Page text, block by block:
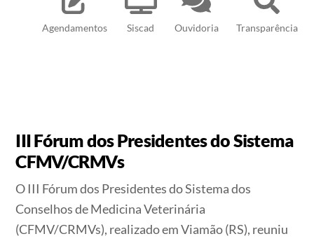
Agendamentos Siscad Ouvidoria Transparência
Pesquisar
III Fórum dos Presidentes do Sistema
CFMV/CRMVs
O III Fórum dos Presidentes do Sistema dos
Conselhos de Medicina Veterinária
(CFMV/CRMVs), realizado em Viamão (RS), reuniu